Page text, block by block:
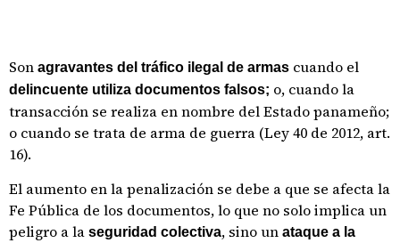
Son agravantes del tráfico ilegal de armas cuando el
delincuente utiliza documentos falsos; o, cuando la
transacción se realiza en nombre del Estado panameño;
o cuando se trata de arma de guerra (Ley 40 de 2012, art.
16).
El aumento en la penalización se debe a que se afecta la
Fe Pública de los documentos, lo que no solo implica un
peligro a la seguridad colectiva, sino un ataque a la